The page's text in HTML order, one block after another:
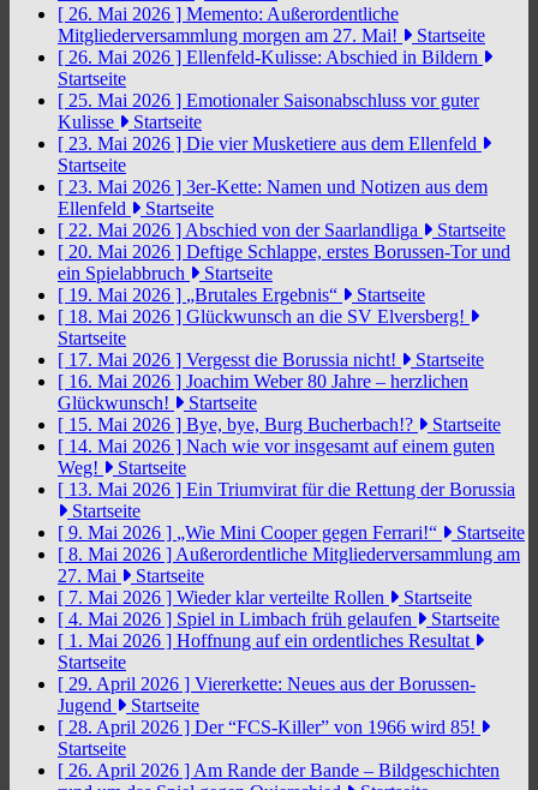
[ 26. Mai 2026 ] Memento: Außerordentliche
Mitgliederversammlung morgen am 27. Mai!
Startseite
[ 26. Mai 2026 ] Ellenfeld-Kulisse: Abschied in Bildern
Startseite
[ 25. Mai 2026 ] Emotionaler Saisonabschluss vor guter
Kulisse
Startseite
[ 23. Mai 2026 ] Die vier Musketiere aus dem Ellenfeld
Startseite
[ 23. Mai 2026 ] 3er-Kette: Namen und Notizen aus dem
Ellenfeld
Startseite
[ 22. Mai 2026 ] Abschied von der Saarlandliga
Startseite
[ 20. Mai 2026 ] Deftige Schlappe, erstes Borussen-Tor und
ein Spielabbruch
Startseite
[ 19. Mai 2026 ] „Brutales Ergebnis“
Startseite
[ 18. Mai 2026 ] Glückwunsch an die SV Elversberg!
Startseite
[ 17. Mai 2026 ] Vergesst die Borussia nicht!
Startseite
[ 16. Mai 2026 ] Joachim Weber 80 Jahre – herzlichen
Glückwunsch!
Startseite
[ 15. Mai 2026 ] Bye, bye, Burg Bucherbach!?
Startseite
[ 14. Mai 2026 ] Nach wie vor insgesamt auf einem guten
Weg!
Startseite
[ 13. Mai 2026 ] Ein Triumvirat für die Rettung der Borussia
Startseite
[ 9. Mai 2026 ] „Wie Mini Cooper gegen Ferrari!“
Startseite
[ 8. Mai 2026 ] Außerordentliche Mitgliederversammlung am
27. Mai
Startseite
[ 7. Mai 2026 ] Wieder klar verteilte Rollen
Startseite
[ 4. Mai 2026 ] Spiel in Limbach früh gelaufen
Startseite
[ 1. Mai 2026 ] Hoffnung auf ein ordentliches Resultat
Startseite
[ 29. April 2026 ] Viererkette: Neues aus der Borussen-
Jugend
Startseite
[ 28. April 2026 ] Der “FCS-Killer” von 1966 wird 85!
Startseite
[ 26. April 2026 ] Am Rande der Bande – Bildgeschichten